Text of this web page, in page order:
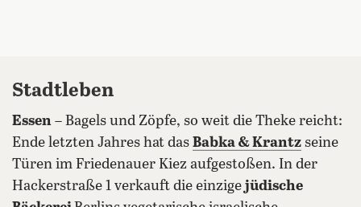
Stadtleben
Essen – Bagels und Zöpfe, so weit die Theke reicht:
Ende letzten Jahres hat das Babka & Krantz seine
Türen im Friedenauer Kiez aufgestoßen. In der
Hackerstraße 1 verkauft die einzigejüdische